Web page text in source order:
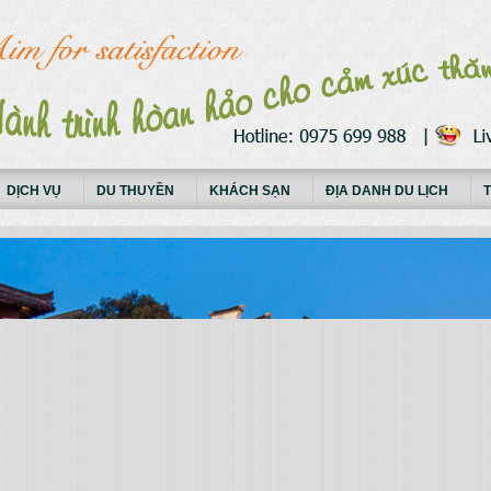
DỊCH VỤ DU THUYỀN KHÁCH SẠN ĐỊA DANH DU LỊCH